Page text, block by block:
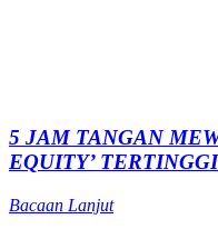
5 JAM TANGAN
EQUITY’
Bacaan Lanjut